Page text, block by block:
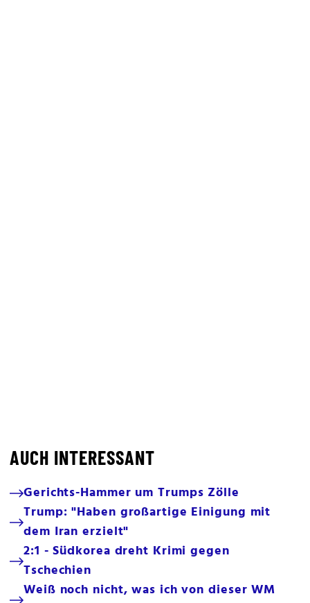
AUCH INTERESSANT
Gerichts-Hammer um Trumps Zölle
Trump: "Haben großartige Einigung mit
dem Iran erzielt"
2:1 - Südkorea dreht Krimi gegen
Tschechien
Weiß noch nicht, was ich von dieser WM